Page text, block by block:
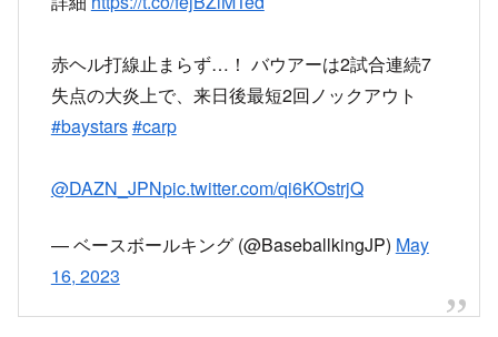
赤ヘル打線止まらず…！ バウアーは2試合連続7
失点の大炎上で、来日後最短2回ノックアウト
#baystars#carp
@DAZN_JPNpic.twitter.com/qi6KOstrjQ
— ベースボールキング (@BaseballkingJP) May
16, 2023